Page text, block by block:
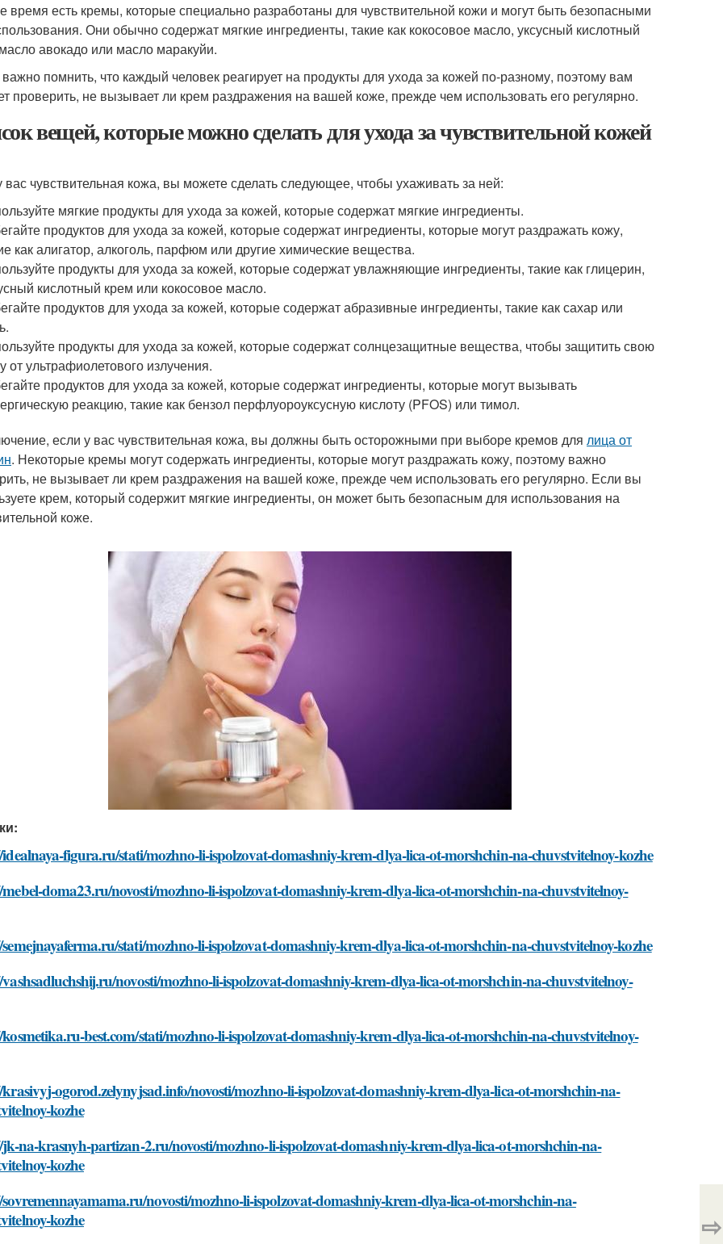
время есть кремы, которые специально разработаны для чувствительной кожи и могут быть безопасными
Они обычно содержат мягкие ингредиенты, такие как кокосовое масло, уксусный кислотный
авокадо или масло маракуйи.
помнить, что каждый человек реагирует на продукты для ухода за кожей по-разному, поэтому вам
проверить, не вызывает ли крем раздражения на вашей коже, прежде чем использовать его регулярно.
вещей, которые можно сделать для ухода за чувствительной кожей
вас чувствительная кожа, вы можете сделать следующее, чтобы ухаживать за ней:
мягкие продукты для ухода за кожей, которые содержат мягкие ингредиенты.
продуктов для ухода за кожей, которые содержат ингредиенты, которые могут раздражать кожу,
как алигатор, алкоголь, парфюм или другие химические вещества.
продукты для ухода за кожей, которые содержат увлажняющие ингредиенты, такие как глицерин,
кислотный крем или кокосовое масло.
продуктов для ухода за кожей, которые содержат абразивные ингредиенты, такие как сахар или
продукты для ухода за кожей, которые содержат солнцезащитные вещества, чтобы защитить свою
от ультрафиолетового излучения.
продуктов для ухода за кожей, которые содержат ингредиенты, которые могут вызывать
реакцию, такие как бензол перфлуороуксусную кислоту (PFOS) или тимол.
если у вас чувствительная кожа, вы должны быть осторожными при выборе кремов для лица от
. Некоторые кремы могут содержать ингредиенты, которые могут раздражать кожу, поэтому важно
не вызывает ли крем раздражения на вашей коже, прежде чем использовать его регулярно. Если вы
крем, который содержит мягкие ингредиенты, он может быть безопасным для использования на
коже.
figura.ru/stati/mozhno-li-ispolzovat-domashniy-krem-dlya-lica-ot-morshchin-na-chuvstvitelnoy-kozhe
doma23.ru/novosti/mozhno-li-ispolzovat-domashniy-krem-dlya-lica-ot-morshchin-na-chuvstvitelnoy-
stati/mozhno-li-ispolzovat-domashniy-krem-dlya-lica-ot-morshchin-na-chuvstvitelnoy-kozhe
novosti/mozhno-li-ispolzovat-domashniy-krem-dlya-lica-ot-morshchin-na-chuvstvitelnoy-
best.com/stati/mozhno-li-ispolzovat-domashniy-krem-dlya-lica-ot-morshchin-na-chuvstvitelnoy-
ogorod.zelynyjsad.info/novosti/mozhno-li-ispolzovat-domashniy-krem-dlya-lica-ot-morshchin-na-
kozhe
na-krasnyh-partizan-2.ru/novosti/mozhno-li-ispolzovat-domashniy-krem-dlya-lica-ot-morshchin-na-
kozhe
novosti/mozhno-li-ispolzovat-domashniy-krem-dlya-lica-ot-morshchin-na-
kozhe
⇨